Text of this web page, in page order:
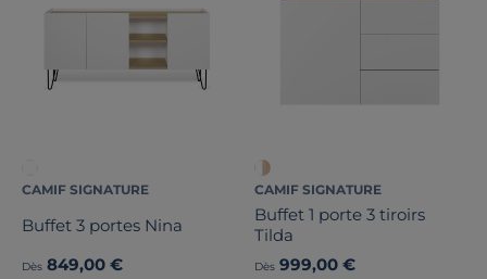
CAMIF SIGNATURE
Buffet 3 portes Nina
Dès 849,00 €
CAMIF SIGNATURE
Buffet 1 porte 3 tiroirs
Tilda
Dès 999,00 €